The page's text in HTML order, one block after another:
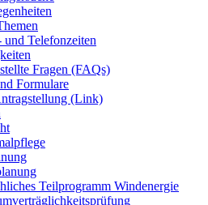
Telefonzeiten
Fragen (FAQs)
Formulare
(Link)
Teilprogramm Windenergie